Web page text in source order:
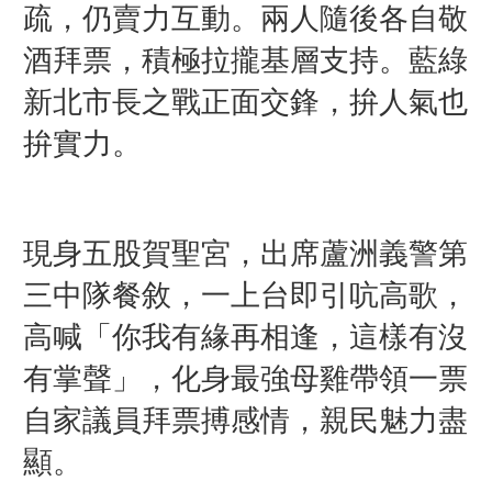
疏，仍賣力互動。兩人隨後各自敬
酒拜票，積極拉攏基層支持。藍綠
新北市長之戰正面交鋒，拚人氣也
拚實力。
現身五股賀聖宮，出席蘆洲義警第
三中隊餐敘，一上台即引吭高歌，
高喊「你我有緣再相逢，這樣有沒
有掌聲」，化身最強母雞帶領一票
自家議員拜票搏感情，親民魅力盡
顯。